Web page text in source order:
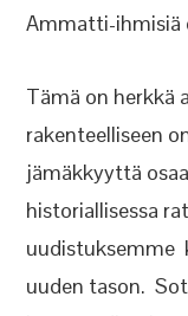
Ammatti-ihmisiä
Tämä on herkkä
rakenteelliseen
jämäkkyyttä
historiallisessa
uudistuksemme
uuden tason.